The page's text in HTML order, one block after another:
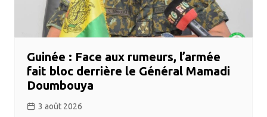
Guinée : Face aux rumeurs, l’armée
fait bloc derrière le Général Mamadi
Doumbouya
3 août 2026